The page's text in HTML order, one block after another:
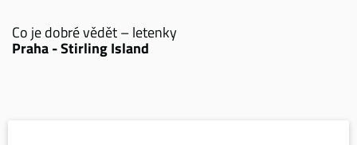
Co je dobré vědět – letenky
Praha - Stirling Island